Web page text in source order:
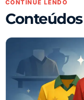
CONTINUE LENDO